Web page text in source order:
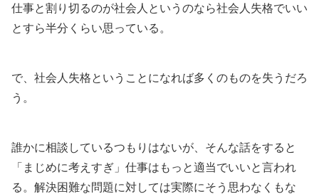
仕事と割り切るのが社会人というのなら社会人失格でいい
とすら半分くらい思っている。
で、社会人失格ということになれば多くのものを失うだろ
う。
誰かに相談しているつもりはないが、そんな話をすると
「まじめに考えすぎ」仕事はもっと適当でいいと言われ
る。解決困難な問題に対しては実際にそう思わなくもな